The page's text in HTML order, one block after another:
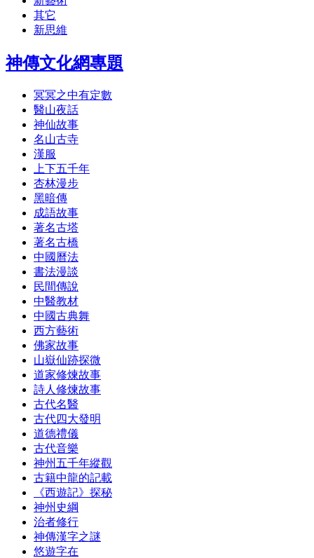
其它
新思維
神傳文化網專題
冥冥之中有定數
醫山夜話
神仙故事
名山古寺
漢服
上下五千年
杏林漫步
黑暗傳
成語故事
著名古塔
著名古橋
中國曆法
書法漫談
民間傳說
中醫教材
中國古典舞
西方藝術
佛家故事
山嶽仙跡探微
道家修煉故事
詩人修煉故事
古代名醫
古代四大發明
道德禮儀
古代音樂
神州五千年縱觀
古籍中龍的記載
《西遊記》探秘
神州史綱
治者修行
神傳漢字之謎
悠遊字在